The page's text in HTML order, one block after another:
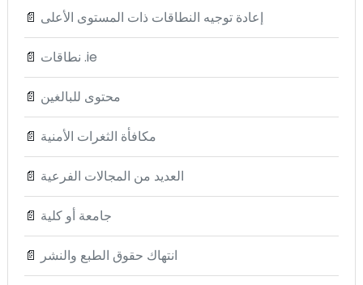
📄 إعادة توجيه النطاقات ذات المستوى الأعلى
📄 نطاقات .ie
📄 محتوى للبالغين
📄 مكافأة الثغرات الأمنية
📄 العديد من المجالات الفرعية
📄 جامعة أو كلية
📄 انتهاك حقوق الطبع والنشر